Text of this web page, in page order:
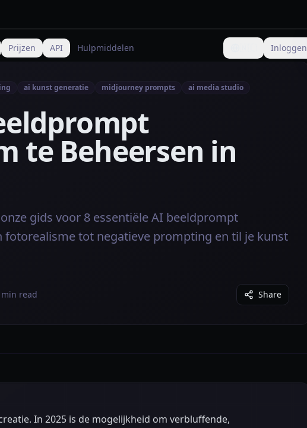
Prijzen API Hulpmiddelen Verander taal
Inloggen
ai kunst generatie midjourney prompts ai media studio
te Beheersen in
gids voor 8 essentiële AI beeldprompt
fotorealisme tot negatieve prompting en til je kunst
read Share
In 2025 is de mogelijkheid om verbluffende,